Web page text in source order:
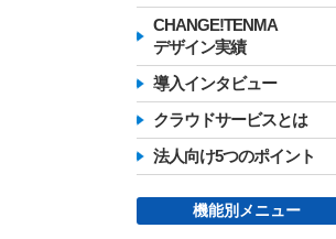
CHANGE!TENMA
デザイン実績
導入インタビュー
クラウドサービスとは
法人向け5つのポイント
機能別メニュー